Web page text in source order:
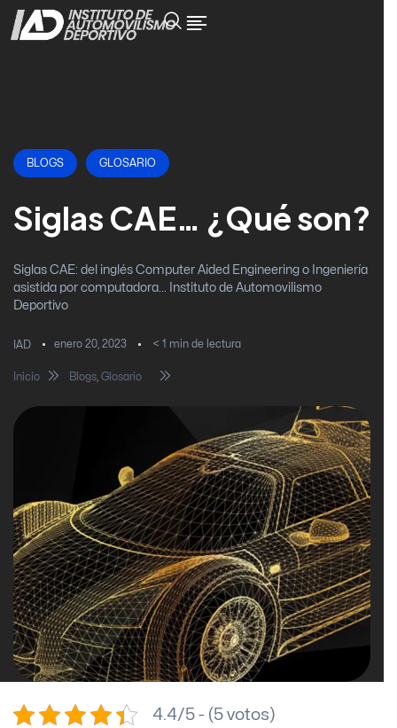
BLOGS GLOSARIO
Siglas CAE… ¿Qué son?
Siglas CAE: del inglés Computer Aided Engineering o Ingeniería
asistida por computadora... Instituto de Automovilismo
Deportivo
IAD enero 20, 2023 < 1 min de lectura
Inicio Blogs, Glosario
4.4/5 - (5 votos)